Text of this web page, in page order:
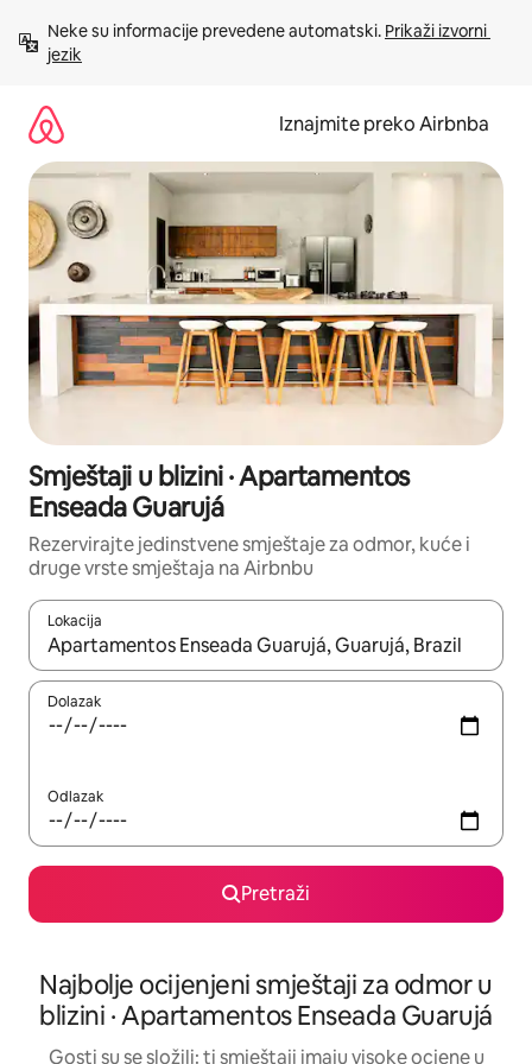
sadržaj
Neke su informacije prevedene automatski. Prikaži izvorni
jezik
Iznajmite preko Airbnba
Smještaji u blizini · Apartamentos
Enseada Guarujá
Rezervirajte jedinstvene smještaje za odmor, kuće i
druge vrste smještaja na Airbnbu
Lokacija
Kada budu dostupni rezultati, moći ćete ih pregledati
Dolazak
Odlazak
Pretraži
Najbolje ocijenjeni smještaji za odmor u
blizini · Apartamentos Enseada Guarujá
Gosti su se složili: ti smještaji imaju visoke ocjene u